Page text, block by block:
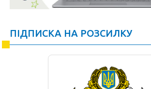
ПІДПИСКА НА РОЗСИЛКУ